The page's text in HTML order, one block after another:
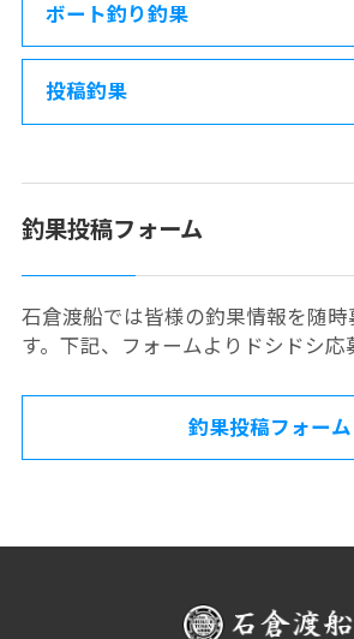
ボート釣り釣果
投稿釣果
釣果投稿フォーム
石倉渡船では皆様の釣果情報を随時
す。下記、フォームよりドシドシ応
釣果投稿フォーム